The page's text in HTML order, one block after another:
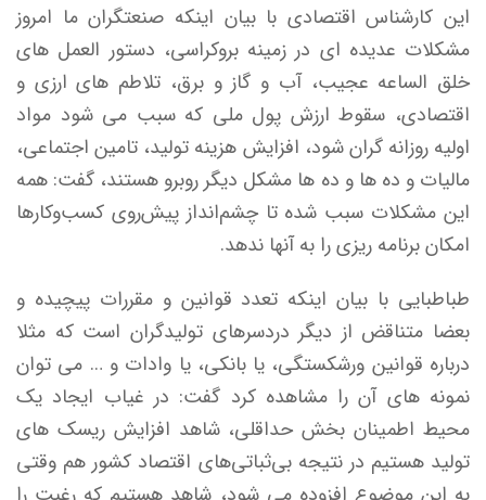
این کارشناس اقتصادی با بیان اینکه صنعتگران ما امروز
مشکلات عدیده ای در زمینه بروکراسی، دستور العمل های
خلق الساعه عجیب، آب و گاز و برق، تلاطم های ارزی و
اقتصادی، سقوط ارزش پول ملی که سبب می شود مواد
اولیه روزانه گران شود، افزایش هزینه تولید، تامین اجتماعی،
مالیات و ده ها و ده ها مشکل دیگر روبرو هستند، گفت: همه
این مشکلات سبب شده تا چشم‌انداز پیش‌روی کسب‌وکارها
امکان برنامه ریزی را به آنها ندهد.
طباطبایی با بیان اینکه تعدد قوانین و مقررات پیچیده و
بعضا متناقض از دیگر دردسرهای تولیدگران است که مثلا
درباره قوانین ورشکستگی، یا بانکی، یا وادات و … می توان
نمونه های آن را مشاهده کرد گفت: در غیاب ایجاد یک
محیط اطمینان‌ بخش حداقلی، شاهد افزایش ریسک های
تولید هستیم در نتیجه بی‌ثباتی‌های اقتصاد کشور هم وقتی